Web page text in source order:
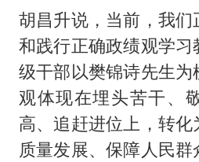
胡昌升说，当前，我
和践行正确政绩观学
级干部以樊锦诗先生
观体现在埋头苦干、
高、追赶进位上，转
质量发展、保障人民